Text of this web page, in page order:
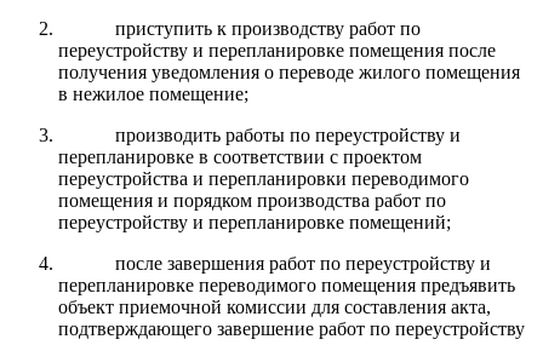
приступить к производству работ по
переустройству и перепланировке помещения после
получения уведомления о переводе жилого помещения
в нежилое помещение;
производить работы по переустройству и
перепланировке в соответствии с проектом
переустройства и перепланировки переводимого
помещения и порядком производства работ по
переустройству и перепланировке помещений;
после завершения работ по переустройству и
перепланировке переводимого помещения предъявить
объект приемочной комиссии для составления акта,
подтверждающего завершение работ по переустройству